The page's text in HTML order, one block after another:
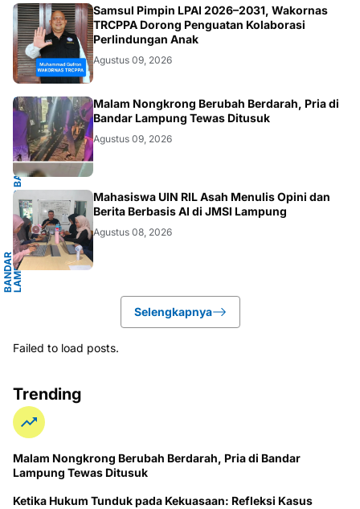
JAKARTA
Samsul Pimpin LPAI 2026–2031, Wakornas
TRCPPA Dorong Penguatan Kolaborasi
Perlindungan Anak
Agustus 09, 2026
BANDARLAMPUNG
Malam Nongkrong Berubah Berdarah, Pria di
Bandar Lampung Tewas Ditusuk
Agustus 09, 2026
B
A
N
D
A
R
L
A
M
P
U
N
G
.
L
A
M
P
U
NG
Mahasiswa UIN RIL Asah Menulis Opini dan
Berita Berbasis AI di JMSI Lampung
Agustus 08, 2026
Selengkapnya
Failed to load posts.
Trending
Malam Nongkrong Berubah Berdarah, Pria di Bandar
Lampung Tewas Ditusuk
Ketika Hukum Tunduk pada Kekuasaan: Refleksi Kasus